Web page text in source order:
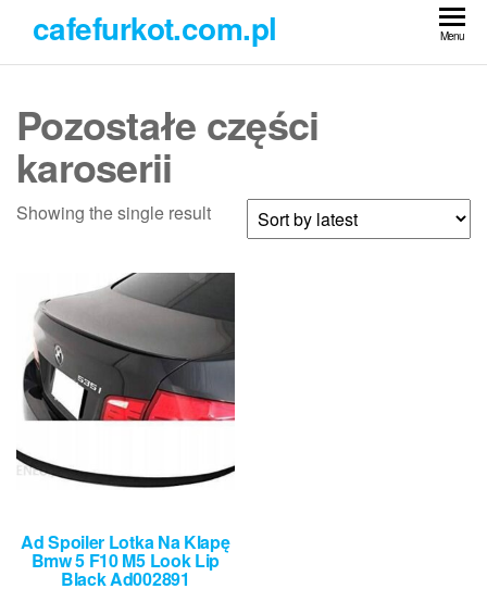
treści
cafefurkot.com.pl Menu
Pozostałe części
karoserii
Showing the single result
Ad Spoiler Lotka Na Klapę
Bmw 5 F10 M5 Look Lip
Black Ad002891